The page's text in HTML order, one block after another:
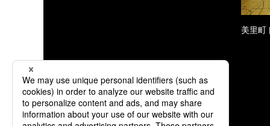
美里町